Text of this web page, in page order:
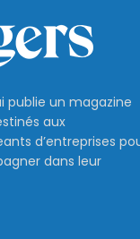
publie un magazine
aux
d’entreprises
dans leur